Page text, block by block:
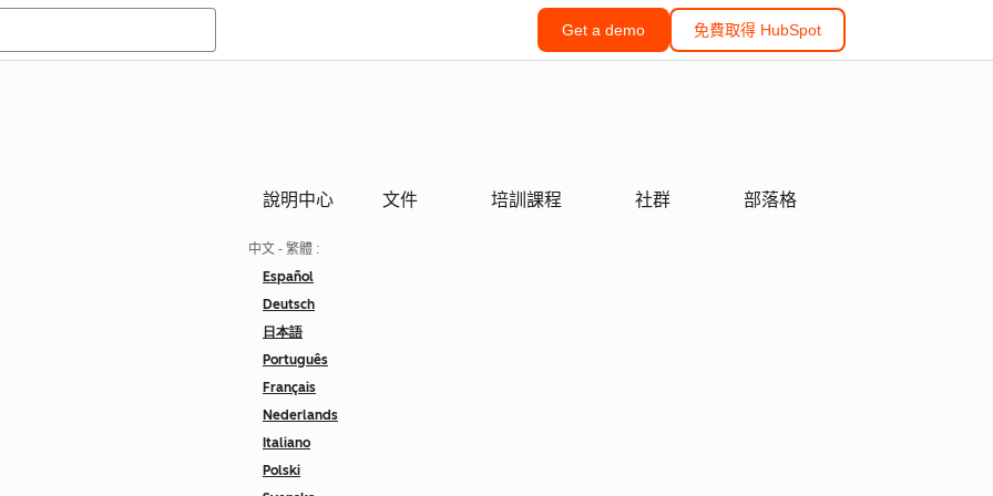
Get a demo 免費取得 HubSpot
說明中心 文件 培訓課程 社群 部落格
中文 - 繁體 :
Español
Deutsch
日本語
Português
Français
Nederlands
Italiano
Polski